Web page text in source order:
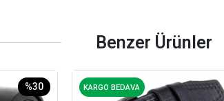
Benzer Ürünler
%30 KARGO BEDAVA